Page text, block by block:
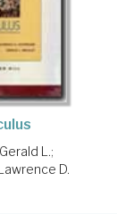
L.;
D.